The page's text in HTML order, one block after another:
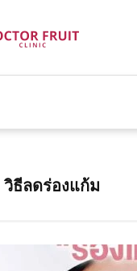
วิธีลดร่องแก้ม